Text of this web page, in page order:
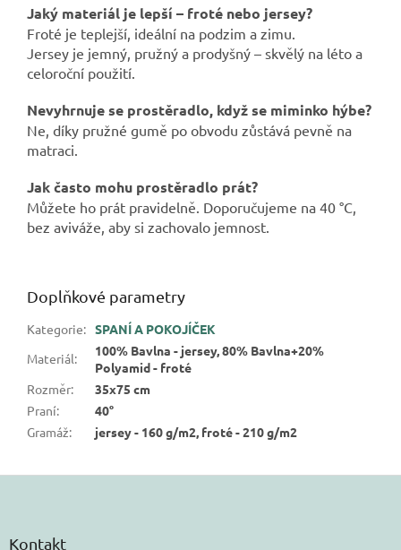
Jaký materiál je lepší – froté nebo jersey?
Froté je teplejší, ideální na podzim a zimu.
Jersey je jemný, pružný a prodyšný – skvělý na léto a
celoroční použití.
Nevyhrnuje se prostěradlo, když se miminko hýbe?
Ne, díky pružné gumě po obvodu zůstává pevně na
matraci.
Jak často mohu prostěradlo prát?
Můžete ho prát pravidelně. Doporučujeme na 40 °C,
bez aviváže, aby si zachovalo jemnost.
Doplňkové parametry
Kategorie: SPANÍ A POKOJÍČEK
Materiál:
100% Bavlna - jersey, 80% Bavlna+20%
Polyamid - froté
Rozměr:
35x75 cm
Praní:
40°
Gramáž: jersey - 160 g/m2, froté - 210 g/m2
Kontakt